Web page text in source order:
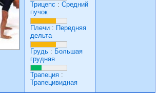
Трицепс : Средний
пучок
Плечи : Передняя
дельта
Грудь : Большая
грудная
Трапеция :
Трапецивидная